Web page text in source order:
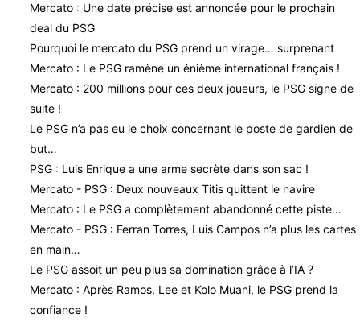
Mercato : Une date précise est annoncée pour le prochain
deal du PSG
Pourquoi le mercato du PSG prend un virage… surprenant
Mercato : Le PSG ramène un énième international français !
Mercato : 200 millions pour ces deux joueurs, le PSG signe de
suite !
Le PSG n’a pas eu le choix concernant le poste de gardien de
but…
PSG : Luis Enrique a une arme secrète dans son sac !
Mercato - PSG : Deux nouveaux Titis quittent le navire
Mercato : Le PSG a complètement abandonné cette piste…
Mercato - PSG : Ferran Torres, Luis Campos n’a plus les cartes
en main…
Le PSG assoit un peu plus sa domination grâce à l’IA ?
Mercato : Après Ramos, Lee et Kolo Muani, le PSG prend la
confiance !